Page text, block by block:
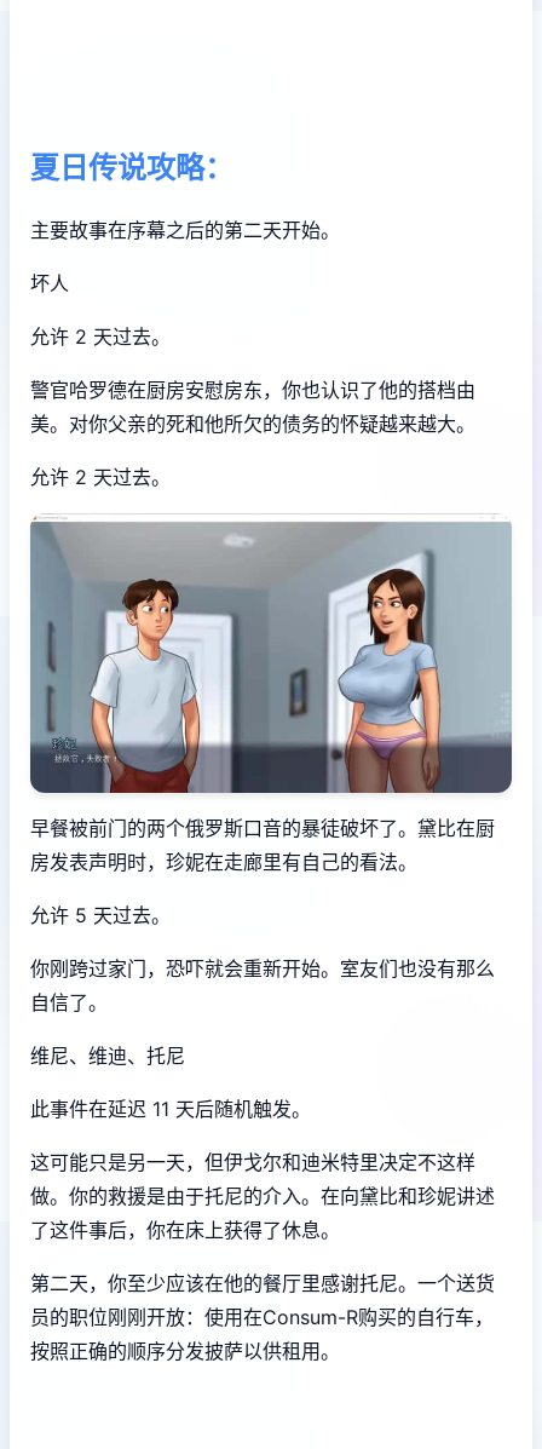
夏日传说攻略：
主要故事在序幕之后的第二天开始。
坏人
允许 2 天过去。
警官哈罗德在厨房安慰房东，你也认识了他的搭档由
美。对你父亲的死和他所欠的债务的怀疑越来越大。
允许 2 天过去。
早餐被前门的两个俄罗斯口音的暴徒破坏了。黛比在厨
房发表声明时，珍妮在走廊里有自己的看法。
允许 5 天过去。
你刚跨过家门，恐吓就会重新开始。室友们也没有那么
自信了。
维尼、维迪、托尼
此事件在延迟 11 天后随机触发。
这可能只是另一天，但伊戈尔和迪米特里决定不这样
做。你的救援是由于托尼的介入。在向黛比和珍妮讲述
了这件事后，你在床上获得了休息。
第二天，你至少应该在他的餐厅里感谢托尼。一个送货
员的职位刚刚开放：使用在Consum-R购买的自行车，
按照正确的顺序分发披萨以供租用。